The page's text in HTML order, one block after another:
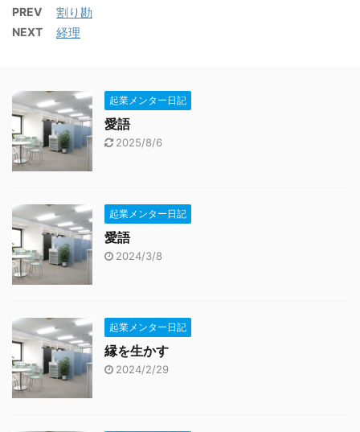
PREV 割り勘
NEXT 経理
起業メンター日記
愛語
2025/8/6
起業メンター日記
愛語
2024/3/8
起業メンター日記
縁を生かす
2024/2/29